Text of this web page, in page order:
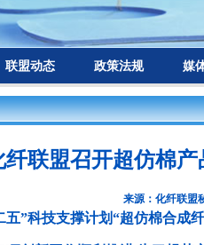
联盟动态 政策法规 媒
纤联盟召开超仿棉
来源：化纤联盟
”科技支撑计划“超仿棉合成